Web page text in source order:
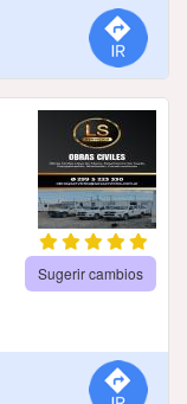
Sugerir cambios